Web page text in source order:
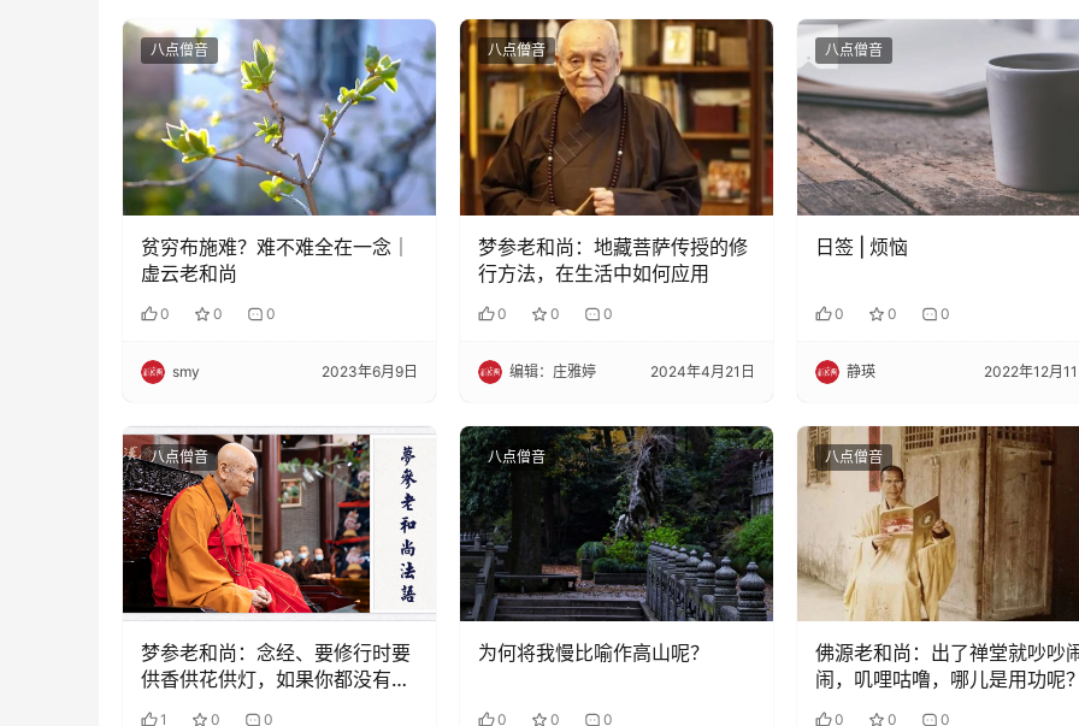
八点僧音
贫穷布施难？难不难全在一念｜
虚云老和尚
0 0 0
smy 2023年6月9日
八点僧音
梦参老和尚：地藏菩萨传授的修
行方法，在生活中如何应用
0 0 0
编辑：庄雅婷 2024年4月21日
八点僧音
日签 | 烦恼
0 0 0
静瑛 2022年12月
八点僧音
梦参老和尚：念经、要修行时要
供香供花供灯，如果你都没有，
可以这样做
1 0 0
八点僧音
为何将我慢比喻作高山呢？
0 0 0
八点僧音
佛源老和尚：出了禅堂就吵吵
闹，叽哩咕噜，哪儿是用功呢
0 0 0